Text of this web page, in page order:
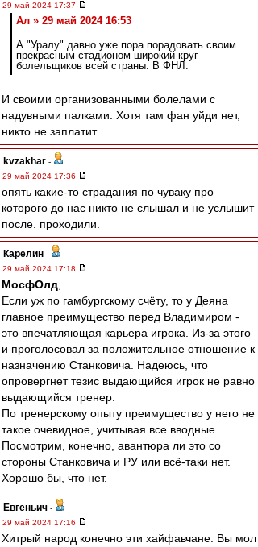
29 май 2024 17:37
Ал » 29 май 2024 16:53
А "Уралу" давно уже пора порадовать своим
прекрасным стадионом широкий круг
болельщиков всей страны. В ФНЛ.
И своими организованными болелами с
надувными палками. Хотя там фан уйди нет,
никто не заплатит.
kvzakhar -
29 май 2024 17:36
опять какие-то страдания по чуваку про
которого до нас никто не слышал и не услышит
после. проходили.
Карелин -
29 май 2024 17:18
МосфОлд
Если уж по гамбургскому счёту, то у Деяна
главное преимущество перед Владимиром -
это впечатляющая карьера игрока. Из-за этого
и проголосовал за положительное отношение к
назначению Станковича. Надеюсь, что
опровергнет тезис выдающийся игрок не равно
выдающийся тренер.
По тренерскому опыту преимущество у него не
такое очевидное, учитывая все вводные.
Посмотрим, конечно, авантюра ли это со
стороны Станковича и РУ или всё-таки нет.
Хорошо бы, что нет.
Евгеньич -
29 май 2024 17:16
Хитрый народ конечно эти хайфавчане. Вы мол